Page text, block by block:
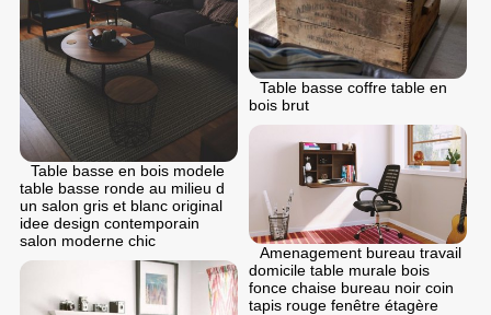
Table basse en bois modele
table basse ronde au milieu d
un salon gris et blanc original
idee design contemporain
salon moderne chic
Table basse coffre table en
bois brut
Amenagement bureau travail
domicile table murale bois
fonce chaise bureau noir coin
tapis rouge fenêtre étagère